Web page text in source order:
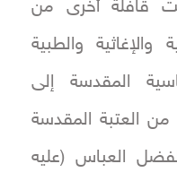
قافلة أخرى من
والإغاثية والطبية
المقدسة إلى
من العتبة المقدسة
العباس (عليه